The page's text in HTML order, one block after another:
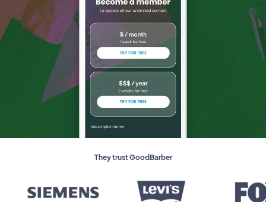
They trust GoodBarber